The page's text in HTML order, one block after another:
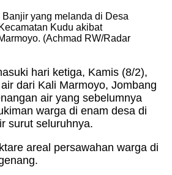
Banjir yang melanda di Desa
Kudu akibat
(Achmad RW/Radar
hari ketiga, Kamis (8/2),
dari Kali Marmoyo, Jombang
air yang sebelumnya
warga di enam desa di
surut seluruhnya.
areal persawahan warga di